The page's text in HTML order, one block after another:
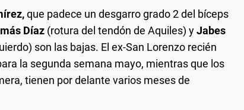
que padece un desgarro grado 2 del bíceps
Díaz (rotura del tendón de Aquiles) yJabes
son las bajas. El ex-San Lorenzo recién
la segunda semana mayo, mientras que los
tienen por delante varios meses de